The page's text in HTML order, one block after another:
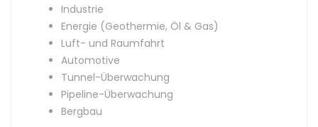
Industrie
Energie (Geothermie, Öl & Gas)
Luft- und Raumfahrt
Automotive
Tunnel-Überwachung
Pipeline-Überwachung
Bergbau